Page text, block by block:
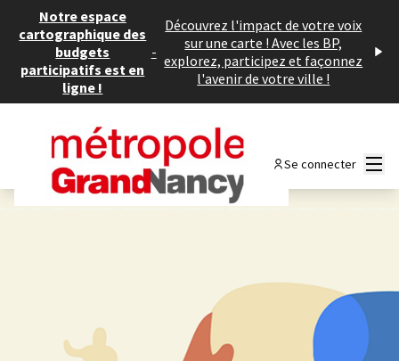
Notre espace
cartographique des
budgets
participatifs est en
ligne !
-
Découvrez l'impact de votre voix
sur une carte ! Avec les BP,
explorez, participez et façonnez
l'avenir de votre ville !
Se connecter